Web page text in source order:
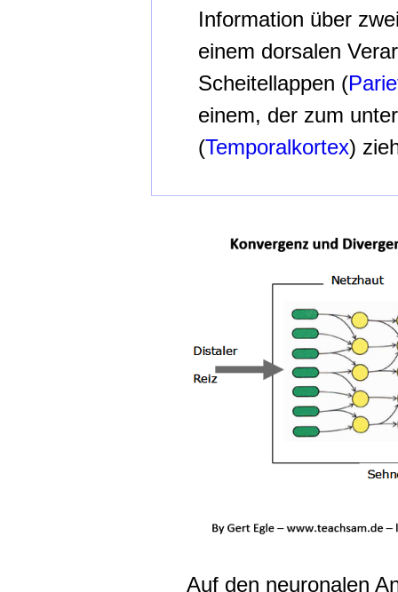
Information über
einem dorsalen
Scheitellappen (
einem, der zum
(Temporalkortex)
Auf den neuronalen